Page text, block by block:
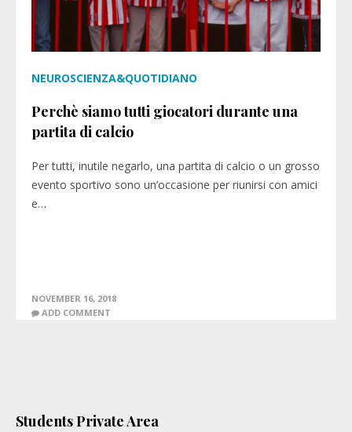
NEUROSCIENZA&QUOTIDIANO
Perchè siamo tutti giocatori durante una
partita di calcio
Per tutti, inutile negarlo, una partita di calcio o un grosso
evento sportivo sono un’occasione per riunirsi con amici
e…
NOVEMBER 16, 2018
ADD COMMENT
Students Private Area